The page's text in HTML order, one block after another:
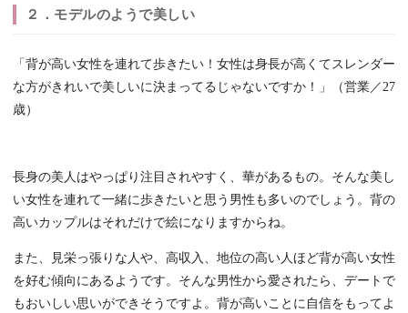
２．モデルのようで美しい
「背が高い女性を連れて歩きたい！女性は身長が高くてスレンダー
な方がきれいで美しいに決まってるじゃないですか！」（営業／27
歳）
長身の美人はやっぱり注目されやすく、華があるもの。そんな美し
い女性を連れて一緒に歩きたいと思う男性も多いのでしょう。背の
高いカップルはそれだけで絵になりますからね。
また、見栄っ張りな人や、高収入、地位の高い人ほど背が高い女性
を好む傾向にあるようです。そんな男性から愛されたら、デートで
もおいしい思いができそうですよ。背が高いことに自信をもってよ